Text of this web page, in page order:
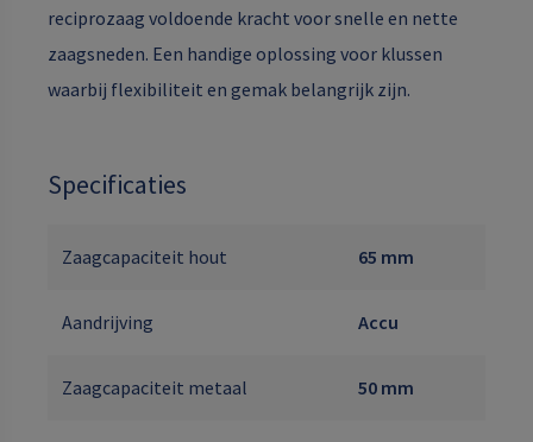
reciprozaag voldoende kracht voor snelle en nette
zaagsneden. Een handige oplossing voor klussen
waarbij flexibiliteit en gemak belangrijk zijn.
Specificaties
Zaagcapaciteit hout 65 mm
Aandrijving Accu
Zaagcapaciteit metaal 50 mm